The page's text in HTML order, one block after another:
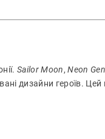
Sailor Moon,Neon
дизайни героїв. Цей